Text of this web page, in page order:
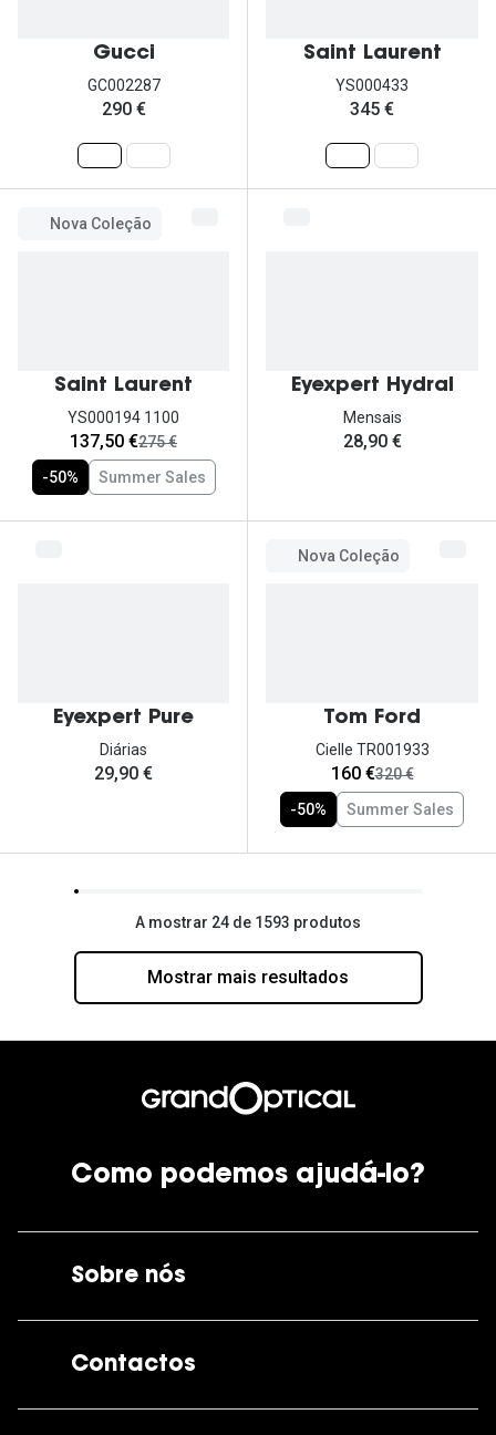
Gucci
GC002287
290 €
Saint Laurent
YS000433
345 €
Nova Coleção
Saint Laurent
YS000194 1100
agora:
137,50 €era:
275 €
-50%
Summer Sales
Eyexpert Hydral
Mensais
28,90 €
Eyexpert Pure
Diárias
29,90 €
Nova Coleção
Tom Ford
Cielle TR001933
agora:
160 €era:
320 €
-50%
Summer Sales
A mostrar 24 de 1593 produtos
Mostrar mais resultados
Como podemos ajudá-lo?
Sobre nós
Contactos